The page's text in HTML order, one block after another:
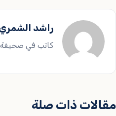
راشد
كاتب في صحيفة
مقالات ذات صلة